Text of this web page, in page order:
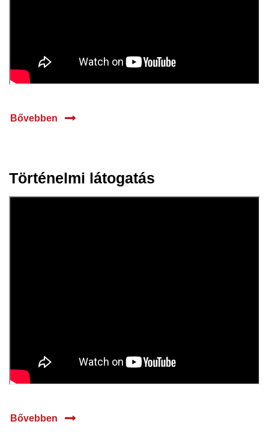
Bővebben
Történelmi látogatás
Bővebben